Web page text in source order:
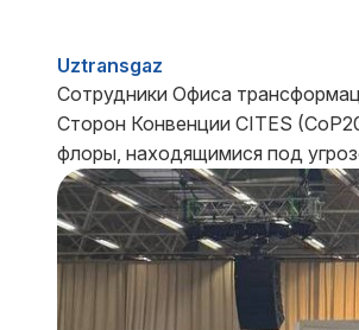
Uztransgaz
Сотрудники Офиса
Сторон Конвенции CITES
флоры, находящимися под